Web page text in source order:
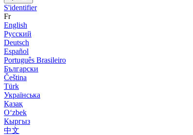
S'identifier
Fr
English
Русский
Deutsch
Español
Português Brasileiro
Български
Čeština
Türk
Українська
Қазақ
Оʻzbek
Кыргыз
中文